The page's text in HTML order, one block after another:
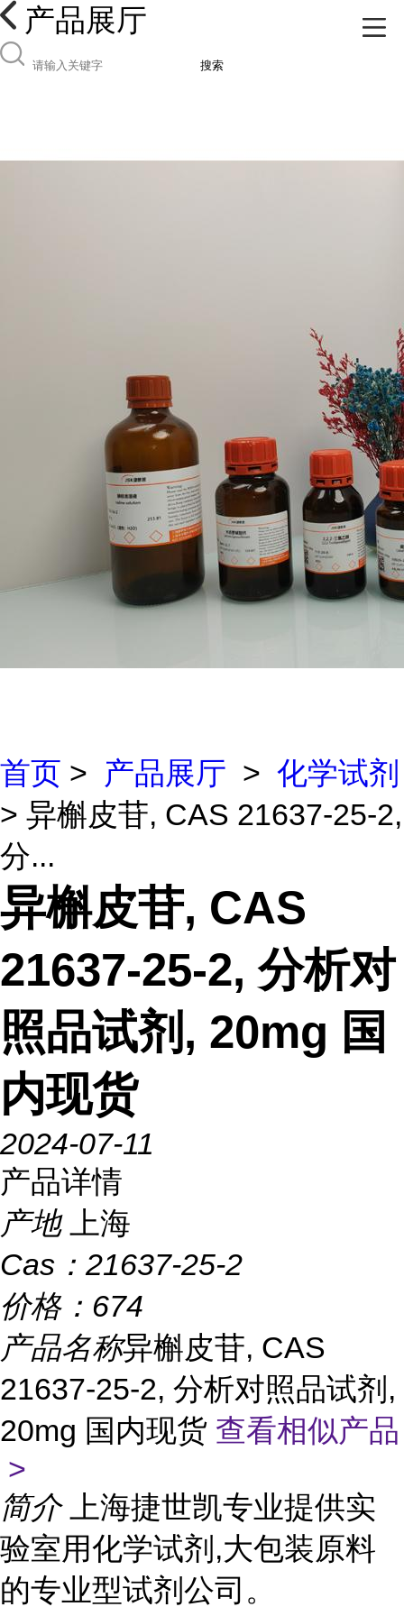
产品展厅
搜索
首页 > 产品展厅 > 化学试剂
> 异槲皮苷, CAS 21637-25-2,
分...
异槲皮苷, CAS
21637-25-2, 分析对
照品试剂, 20mg 国
内现货
2024-07-11
产品详情
产地
上海
Cas： 21637-25-2
价格： 674
产品名称异槲皮苷, CAS
21637-25-2, 分析对照品试剂,
20mg 国内现货 查看相似产品
>
简介
上海捷世凯专业提供实
验室用化学试剂,大包装原料
的专业型试剂公司。